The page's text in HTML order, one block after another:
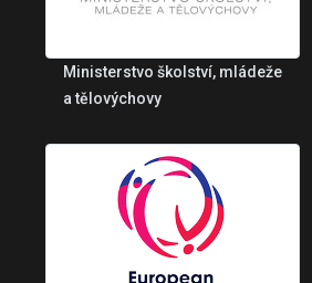
Ministerstvo školství, mládeže
a tělovýchovy